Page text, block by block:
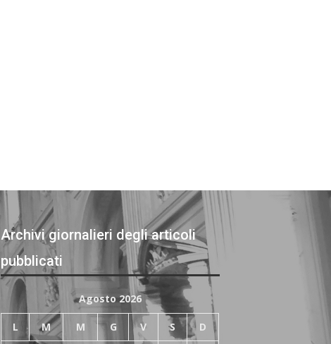
Archivi giornalieri degli articoli
pubblicati
Agosto 2026
L M M G V S D